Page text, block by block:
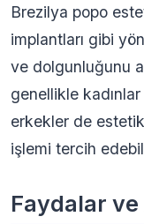
Brezilya popo
implantları gibi
ve dolgunluğunu
genellikle
erkekler de
işlemi tercih
Faydalar